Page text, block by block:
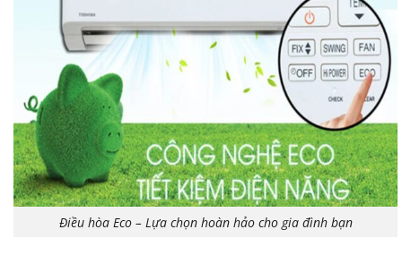
Điều hòa Eco – Lựa chọn hoàn hảo cho gia đình bạn